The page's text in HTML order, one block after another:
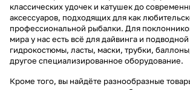
классических удочек и катушек до
аксессуаров, подходящих для как
профессиональной рыбалки. Для
мира у нас есть всё для дайвинга и
гидрокостюмы, ласты, маски, трубки,
другое специализированное оборудование.
Кроме того, вы найдёте разнообразные